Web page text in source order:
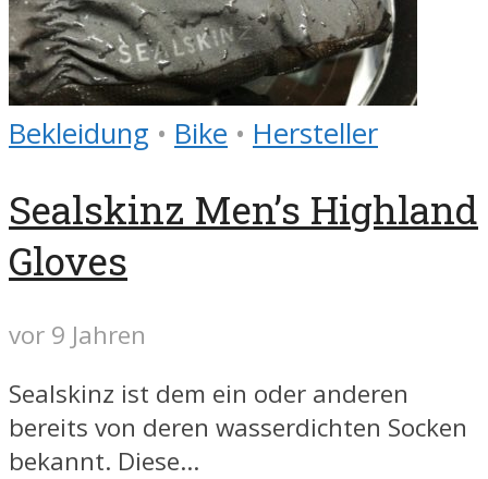
Bekleidung • Bike • Hersteller
Sealskinz Men’s Highland
Gloves
vor 9 Jahren
Sealskinz ist dem ein oder anderen
bereits von deren wasserdichten Socken
bekannt. Diese...